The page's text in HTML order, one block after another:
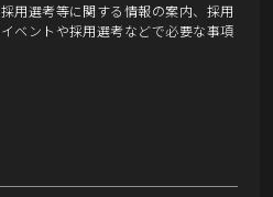
採用選考等に関する情報の案内、採用
イベントや採用選考などで必要な事項